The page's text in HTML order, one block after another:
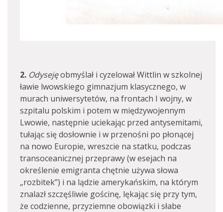
2. Odysejęobmyślał i cyzelował Wittlin w szkolnej
ławie lwowskiego gimnazjum klasycznego, w
murach uniwersytetów, na frontach I wojny, w
szpitalu polskim i potem w międzywojennym
Lwowie, następnie uciekając przed antysemitami,
tułając się dosłownie i w przenośni po płonącej
na nowo Europie, wreszcie na statku, podczas
transoceanicznej przeprawy (w esejach na
określenie emigranta chętnie używa słowa
„rozbitek”) i na lądzie amerykańskim, na którym
znalazł szczęśliwie gościnę, lękając się przy tym,
że codzienne, przyziemne obowiązki i słabe